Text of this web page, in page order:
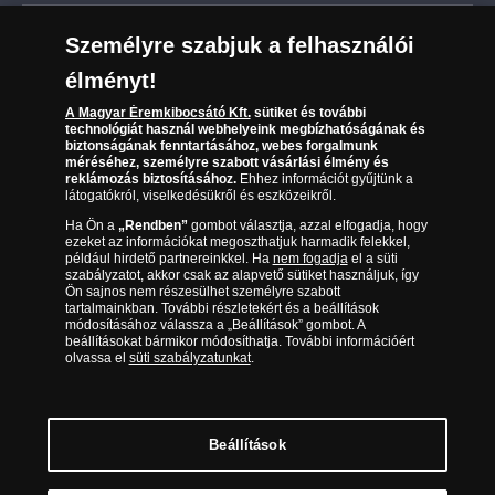
Kézbesítés
Reklamáció
Visszaküldés
Elállási űrlap
Karrier
Sütik (cookies) használata
Süti (cookies)Beállítások
Társaságunkról
Az érmék és érmek ára és értéke
Gyakran ismételt kérdések
Adatkezelés
06 80 888 889
(díjmentesen hívható hétfőtől csütörtökig 9.00 és 17.00
óra között, péntekenként 9.00 és 15.00 óra között)
Magyar Éremkibocsátó Kft. 1134 Budapest, Váci út 33. Cégjegyzékszám: 01-09-
957944, Adószám: 23275395-2-41 A Társaság a Magyar Kereskedelmi
Személyre szabjuk a felhasználói
élményt!
A Magyar Éremkibocsátó Kft.sütiket és további
technológiát használ webhelyeink megbízhatóságának és
biztonságának fenntartásához, webes forgalmunk
méréséhez, személyre szabott vásárlási élmény és
reklámozás biztosításához.Ehhez információt gyűjtünk a
látogatókról, viselkedésükről és eszközeikről.
Ha Ön a „Rendben”gombot választja, azzal elfogadja, hogy
ezeket az információkat megoszthatjuk harmadik felekkel,
például hirdető partnereinkkel. Ha nem fogadjael a süti
szabályzatot, akkor csak az alapvető sütiket használjuk, így
Ön sajnos nem részesülhet személyre szabott
tartalmainkban. További részletekért és a beállítások
módosításához válassza a „Beállítások” gombot. A
beállításokat bármikor módosíthatja. További információért
olvassa el süti szabályzatunkat.
Beállítások